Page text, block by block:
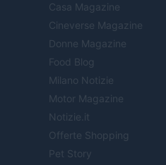
Casa Magazine
Cineverse Magazine
Donne Magazine
Food Blog
Milano Notizie
Motor Magazine
Notizie.it
Offerte Shopping
Pet Story